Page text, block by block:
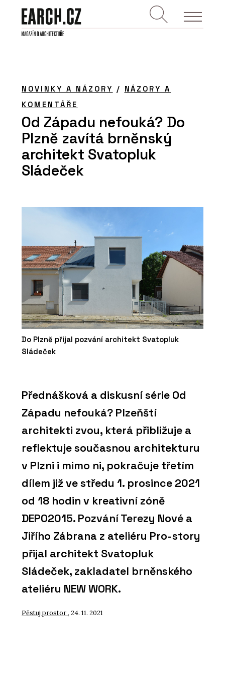
NOVINKY A NÁZORY / NÁZORY A
KOMENTÁŘE
Od Západu nefouká? Do
Plzně zavítá brněnský
architekt Svatopluk
Sládeček
Do Plzně přijal pozvání architekt Svatopluk
Sládeček
Přednášková a diskusní série Od
Západu nefouká? Plzeňští
architekti zvou, která přibližuje a
reflektuje současnou architekturu
v Plzni i mimo ni, pokračuje třetím
dílem již ve středu 1. prosince 2021
od 18 hodin v kreativní zóně
DEPO2015. Pozvání Terezy Nové a
Jiřího Zábrana z ateliéru Pro-story
přijal architekt Svatopluk
Sládeček, zakladatel brněnského
ateliéru NEW WORK.
Pěstuj prostor , 24. 11. 2021